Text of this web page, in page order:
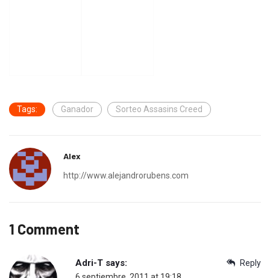
Tags: Ganador Sorteo Assasins Creed
Alex
http://www.alejandrorubens.com
1 Comment
Reply
Adri-T says: